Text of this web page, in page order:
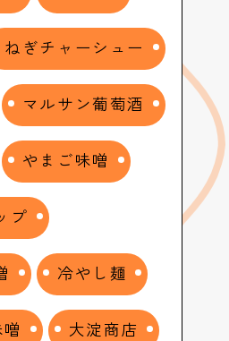
ねぎチャーシュー
マルサン葡萄酒
やまご味噌
プ
冷やし麺
大淀商店